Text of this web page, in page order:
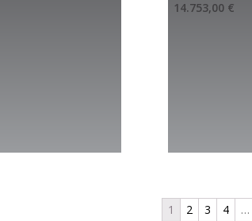
14.753,00 €
1 2 3 4 …